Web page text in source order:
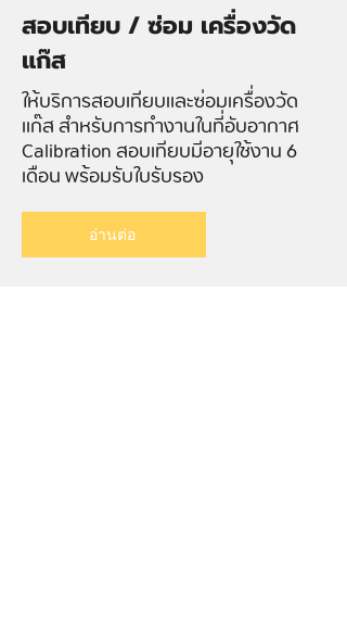
สอบเทียบ / ซ่อม เครื่องวัด
แก๊ส
ให้บริการสอบเทียบและซ่อมเครื่องวัด
แก๊ส สำหรับการทำงานในที่อับอากาศ
Calibration สอบเทียบมีอายุใช้งาน 6
เดือน พร้อมรับใบรับรอง
อ่านต่อ